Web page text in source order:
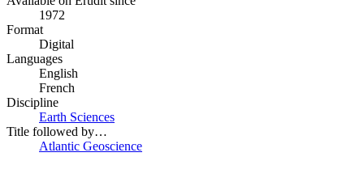
1972
Format
Digital
Languages
English
French
Discipline
Earth Sciences
Title followed by…
Atlantic Geoscience